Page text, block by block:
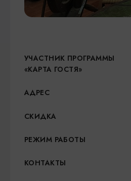
УЧАСТНИК ПРОГРАММЫ
«КАРТА ГОСТЯ»
АДРЕС
СКИДКА
РЕЖИМ РАБОТЫ
КОНТАКТЫ